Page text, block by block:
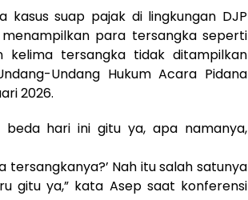
suap pajak di lingkungan DJP
menampilkan para tersangka seperti
kelima tersangka tidak ditampilkan
Undang Hukum Acara Pidana
2026.
hari ini gitu ya, apa namanya,
tersangkanya?’ Nah itu salah satunya
gitu ya,” kata Asep saat konferensi